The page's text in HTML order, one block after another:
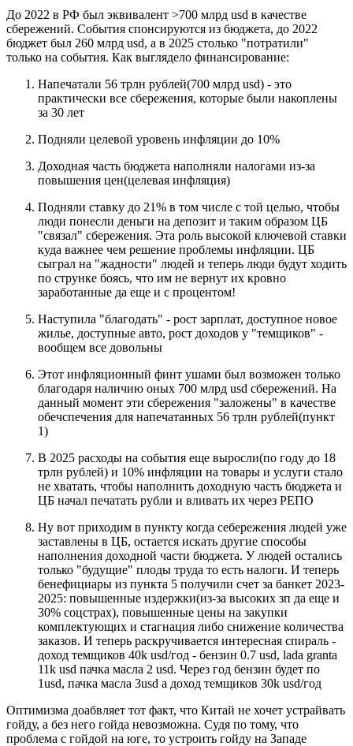
До 2022 в РФ был эквивалент >700 млрд usd в качестве
сбережений. События спонсируются из бюджета, до 2022
бюджет был 260 млрд usd, а в 2025 столько "потратили"
только на события. Как выглядело финансирование:
Напечатали 56 трлн рублей(700 млрд usd) - это
практически все сбережения, которые были накоплены
за 30 лет
Подняли целевой уровень инфляции до 10%
Доходная часть бюджета наполняли налогами из-за
повышения цен(целевая инфляция)
Подняли ставку до 21% в том числе с той целью, чтобы
люди понесли деньги на депозит и таким образом ЦБ
"связал" сбережения. Эта роль высокой ключевой ставки
куда важнее чем решение проблемы инфляции. ЦБ
сыграл на "жадности" людей и теперь люди будут ходить
по струнке боясь, что им не вернут их кровно
заработанные да еще и с процентом!
Наступила "благодать" - рост зарплат, доступное новое
жилье, доступные авто, рост доходов у "темщиков" -
вообщем все довольны
Этот инфляционный финт ушами был возможен только
благодаря наличию оных 700 млрд usd сбережений. На
данный момент эти сбережения "заложены" в качестве
обечспечения для напечатанных 56 трлн рублей(пункт
1)
В 2025 расходы на события еще выросли(по году до 18
трлн рублей) и 10% инфляции на товары и услуги стало
не хватать, чтобы наполнить доходную часть бюджета и
ЦБ начал печатать рубли и вливать их через РЕПО
Ну вот приходим в пункту когда себережения людей уже
заставлены в ЦБ, остается искать другие способы
наполнения доходной части бюджета. У людей остались
только "будущие" плоды труда то есть налоги. И теперь
бенефициары из пункта 5 получили счет за банкет 2023-
2025: повышенные издержки(из-за высоких зп да еще и
30% соцстрах), повышенные цены на закупки
комплектующих и стагнация либо снижение количества
заказов. И теперь раскручивается интересная спираль -
доход темщиков 40k usd/год - бензин 0.7 usd, lada granta
11k usd пачка масла 2 usd. Через год бензин будет по
1usd, пачка масла 3usd а доход темщиков 30k usd/год
Оптимизма доабвляет тот факт, что Китай не хочет устрайвать
гойду, а без него гойда невозможна. Судя по тому, что
проблема с гойдой на юге, то устроить гойду на Западе